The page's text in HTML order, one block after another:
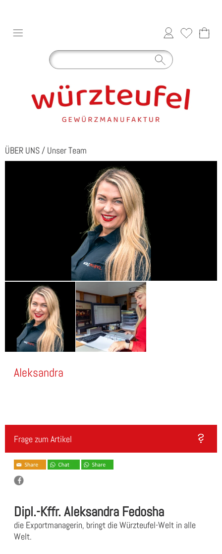
ÜBER UNS / Unser Team
Aleksandra
Frage zum Artikel
Dipl.-Kffr. Aleksandra Fedosha
die Exportmanagerin, bringt die Würzteufel-Welt in alle
Welt.